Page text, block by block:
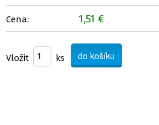
Cena: 1,51 €
Vložit ks